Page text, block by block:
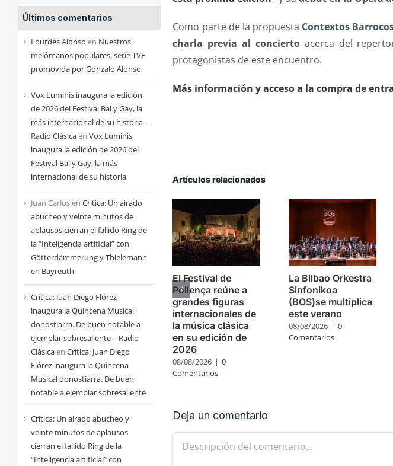
entradas
de
cada
mes
Últimos comentarios
Lourdes Alonso en Nuestros
melómanos populares, serie TVE
promovida por Gonzalo Alonso
Vox Luminis inaugura la edición
de 2026 del Festival Bal y Gay, la
más internacional de su historia –
Radio Clásicaen Vox Luminis
inaugura la edición de 2026 del
Festival Bal y Gay, la más
internacional de su historia
Juan Carlosen Critica: Un airado
abucheo y veinte minutos de
aplausos cierran el fallido Ring de
la “Inteligencia artificial” con
Götterdämmerung y Thielemann
en Bayreuth
Crítica: Juan Diego Flórez
inaugura la Quincena Musical
donostiarra. De buen notable a
ejemplar sobresaliente – Radio
Clásicaen Crítica: Juan Diego
Flórez inaugura la Quincena
Musical donostiarra. De buen
notable a ejemplar sobresaliente
Critica: Un airado abucheo y
veinte minutos de aplausos
cierran el fallido Ring de la
“Inteligencia artificial” con
Como parte de la propuesta Contextos
charla previa al conciertoacerca del
protagonistas de este encuentro.
Más información y acceso a la compra de
Artículos relacionados
El Festival de
Pollença reúne a
grandes figuras
internacionales de
la música clásica
en su edición de
2026
08/08/2026 | 0
Comentarios
La Bilbao Orkestra
Sinfonikoa
(BOS)se multiplica
este verano
08/08/2026 | 0
Comentarios
Deja un comentario
Comentario